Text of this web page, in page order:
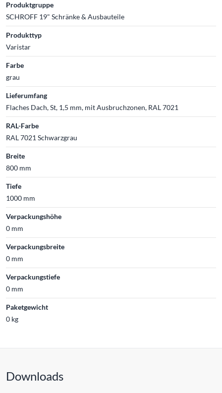
Produktgruppe
SCHROFF 19" Schränke & Ausbauteile
Produkttyp
Varistar
Farbe
grau
Lieferumfang
Flaches Dach, St, 1,5 mm, mit Ausbruchzonen, RAL 7021
RAL-Farbe
RAL 7021 Schwarzgrau
Breite
800 mm
Tiefe
1000 mm
Verpackungshöhe
0 mm
Verpackungsbreite
0 mm
Verpackungstiefe
0 mm
Paketgewicht
0 kg
Downloads